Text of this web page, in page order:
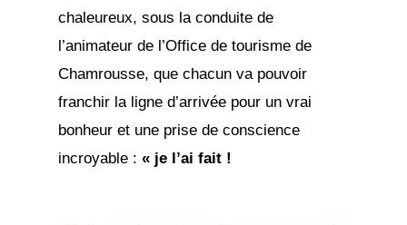
chaleureux, sous la conduite de
l’animateur de l’Office de tourisme de
Chamrousse, que chacun va pouvoir
franchir la ligne d’arrivée pour un vrai
bonheur et une prise de conscience
incroyable : « je l’ai fait !